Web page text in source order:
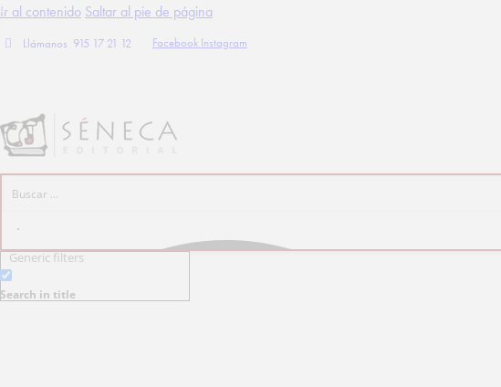
Ir al contenido Saltar al pie de página
Llámanos 915 17 21 12 Facebook Instagram
Generic filters
Search in title